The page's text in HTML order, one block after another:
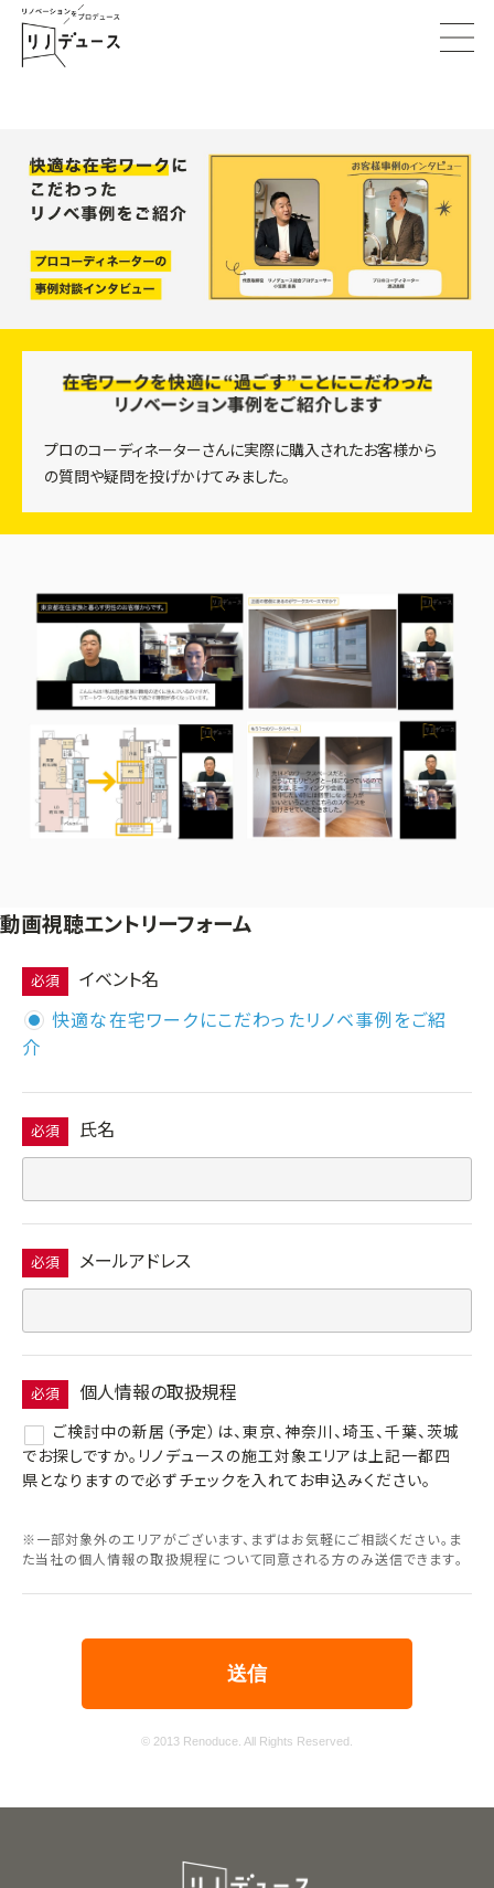
プロのコーディネーターさんに実際に購入されたお客様から
の質問や疑問を投げかけてみました。
動画視聴エントリーフォーム
必須
イベント名
快適な在宅ワークにこだわったリノベ事例をご紹
介
必須 氏名
必須 メールアドレス
必須 個人情報の取扱規程
ご検討中の新居（予定）は、東京、神奈川、埼玉、千葉、茨城
でお探しですか。リノデュースの施工対象エリアは上記一都四
県となりますので必ずチェックを入れてお申込みください。
※一部対象外のエリアがございます、まずはお気軽にご相談ください。ま
た当社の個人情報の取扱規程について同意される方のみ送信できます。
© 2013 Renoduce. All Rights Reserved.